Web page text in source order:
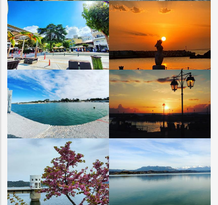
ΑΜΑΛΙΑΔΑ ΠΑΛΟΥΚΙ
ΠΑΛΟΥΚΙ ΛΙΜΑΝΑΚΙ ΠΑΛΟΥΚΙ ΛΙΜΑΝΑΚΙ
ΛΙΜΝΗ ΠΗΝΕΙΟΥ ΛΙΜΝΗ ΠΗΝΕΙΟΥ